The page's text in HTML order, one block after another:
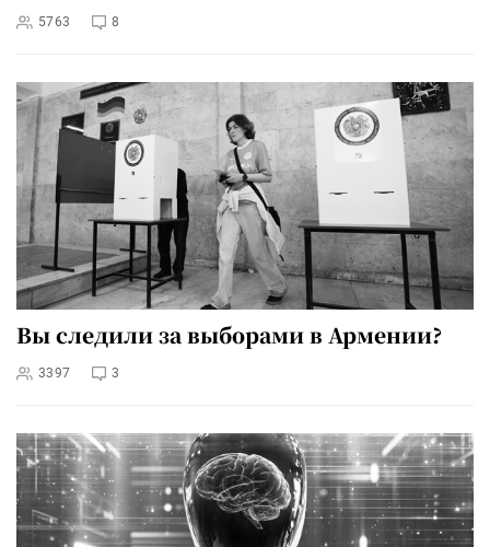
5763 8
Вы следили за выборами в Армении?
3397 3